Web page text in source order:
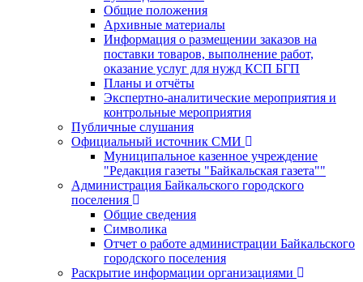
Общие положения
Архивные материалы
Информация о размещении заказов на
поставки товаров, выполнение работ,
оказание услуг для нужд КСП БГП
Планы и отчёты
Экспертно-аналитические мероприятия и
контрольные мероприятия
Публичные слушания
Официальный источник СМИ
Муниципальное казенное учреждение
"Редакция газеты "Байкальская газета""
Администрация Байкальского городского
поселения
Общие сведения
Символика
Отчет о работе администрации Байкальского
городского поселения
Раскрытие информации организациями